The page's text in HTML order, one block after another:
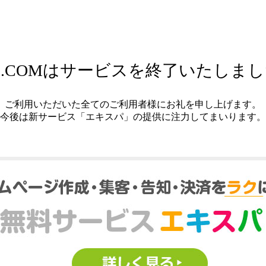
はサービスを終了いたしま
ご利用いただいた全てのご利用者様にお礼を申し上げます。
今後は新サービス「エキスパ」の提供に注力してまいります。